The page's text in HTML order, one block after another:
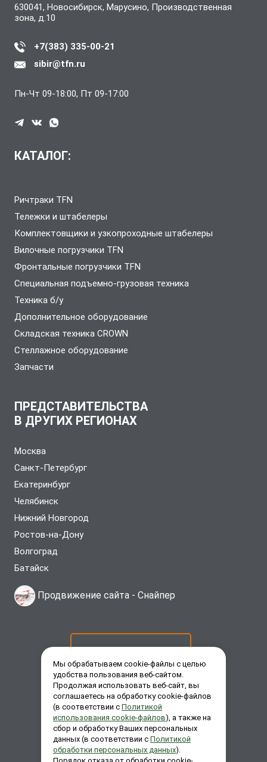
630041, Новосибирск, Марусино, Производственная
зона, д.10
+7(383) 335-00-21
sibir@tfn.ru
Пн-Чт 09-18:00, Пт 09-17:00
КАТАЛОГ:
Ричтраки TFN
Тележки и штабелеры
Комплектовщики и узкопроходные штабелеры
Вилочные погрузчики TFN
Фронтальные погрузчики TFN
Специальная подъемно-грузовая техника
Техника б/у
Дополнительное оборудование
Складская техника CROWN
Стеллажное оборудование
Запчасти
ПРЕДСТАВИТЕЛЬСТВА
В ДРУГИХ РЕГИОНАХ
Москва
Санкт-Петербург
Екатеринбург
Челябинск
Нижний Новгород
Ростов-на-Дону
Волгоград
Батайск
Продвижение сайта - Снайпер
ЗАКАЗАТЬ ЗВОНОК
ЗАДАТЬ ВОПРОС
Мы обрабатываем cookie-файлы с целью
удобства пользования веб-сайтом.
Продолжая использовать веб-сайт, вы
соглашаетесь на обработку cookie-файлов
(в соответствии с Политикой
использования cookie-файлов), а также на
сбор и обработку Ваших персональных
данных (в соответствии с Политикой
обработки персональных данных).